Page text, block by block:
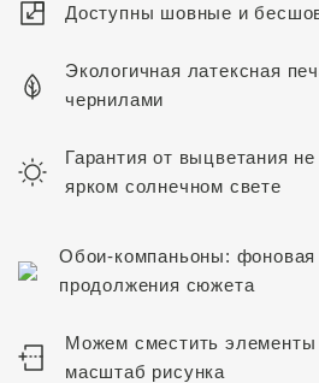
Доступны шовные и
Экологичная латексная
чернилами
Гарантия от выцветания
ярком солнечном свете
Обои-компаньоны: фоновая
продолжения сюжета
Можем сместить элементы
масштаб рисунка